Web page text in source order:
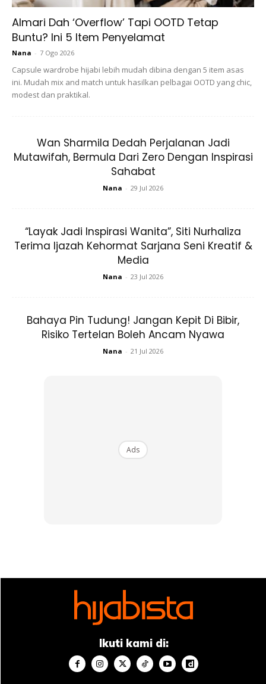
Keduanya kalau tangan kotor jangan
sesekali pegang dan usik muka.
Tip ketiga, tak ada pantang makan apa-
apa. Jangan ambil apa-apa suplemen
kecuali preskripsi yang berdaftar bawah
Ini rutin penjagaan wajah yang diamalkan
Almari Dah ‘Overflow’ Tapi OOTD Tetap
Buntu? Ini 5 Item Penyelamat
Nana - 7 Ogo 2026
Capsule wardrobe hijabi lebih mudah dibina dengan 5 item asas
ini. Mudah mix and match untuk hasilkan pelbagai OOTD yang chic,
modest dan praktikal.
Wan Sharmila Dedah Perjalanan Jadi
Mutawifah, Bermula Dari Zero Dengan Inspirasi
Sahabat
Nana - 29 Jul 2026
“Layak Jadi Inspirasi Wanita”, Siti Nurhaliza
Terima Ijazah Kehormat Sarjana Seni Kreatif &
Media
Nana - 23 Jul 2026
Bahaya Pin Tudung! Jangan Kepit Di Bibir,
Risiko Tertelan Boleh Ancam Nyawa
Nana - 21 Jul 2026
Ads
Ikuti kami di: